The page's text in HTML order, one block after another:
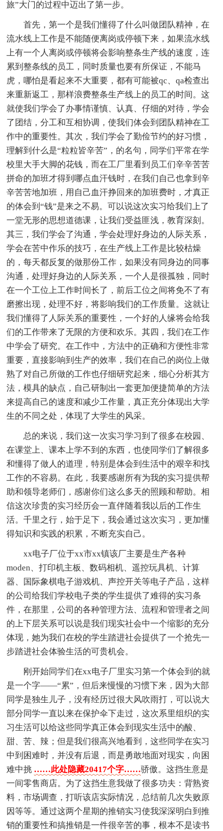
旅”大门的过程中迈出了第一步。
首先，第一个是我们懂得了什么叫做团队精神，在
流水线上工作是不能随便离岗或停顿下来，如果流水线
上有一个人离岗或停顿将会影响整条生产线的速度，连
累到整条线的员工，同时质量也要有所保证，不能马
虎，哪怕是看起来不大重要，都有可能被qc、qa检查出
来重新返工，那样浪费整条生产线上的员工的时间。这
就使我们学会了办事情谨慎、认真、仔细的对待，学会
了团结，分工和互相协调，使我们体会到团队精神在工
作中的重要性。其次，我们学会了勤俭节约的好习惯，
理解到什么是“粒粒皆辛苦”，的名句，同学们平常在学
校里大手大脚的花钱，而在工厂里看到员工们辛辛苦苦
拼命的加班才得到哪点血汗钱时，在我们自己也拿到辛
辛苦苦地加班，用自己血汗挣回来的加班费时，才真正
的体会到“钱”是来之不易。可以说这次实习给我们上了
一堂无形的思想道德课，让我们受益匪浅，教育深刻。
其三，我们学会了沟通，学会处理好身边的人际关系，
学会在苦中作乐的技巧，在生产线上工作是比较枯燥
的，每天都反复的做那份工作，如果没有同身边的同事
沟通，处理好身边的人际关系，一个人是很孤独，同时
在一个工位上工作时间长了，前后工位之间将免不了有
磨擦出现，处理不好，将影响我们的工作质量。这就让
我们懂得了人际关系的重要性，一个好的人缘将会给我
们的工作带来了无限的方便和欢乐。其四，我们在工作
中学会了研究。在工作中，方法中的正确和方便性非常
重要，直接影响到生产的效率，我们在自己的岗位上做
熟了对自己所做的工作也仔细研究起来，细心分析其方
法，模具的缺点，自己研制出一套更加便捷简单的方法
来提高自己的速度和减少工作量，真正充分体现出大学
生的不同之处，体现了大学生的风采。
总的来说，我们这一次实习学习到了很多在校园、
在课堂上、课本上学不到的东西，也使同学们了解很多
和懂得了做人的道理，特别是体会到生活中的艰辛和找
工作的不容易。在此，我要感谢所有为我的实习提供帮
助和领导老师们，感谢你们这么多天的照顾和帮助。相
信这次珍贵的实习经历会一直伴随着我以后的工作生
活。千里之行，始于足下，我会通过这次实习，更加懂
得知识和实践的积累，不断充实自己。
xx电子厂位于xx市xx镇该厂主要是生产各种
moden、打印机主板、数码相机、遥控玩具机、计算
器、国际象棋电子游戏机、声控开关等电子产品，这样
的公司给我们学校电子类的学生提供了难得的实习条
件，在那里，公司的各种管理方法、流程和管理者之间
的上下层关系可以说是我们现实社会中一个缩影的充分
体现，她为我们在校的学生踏进社会提供了一个抢先一
步踏进社会体验生活的可贵机会。
刚开始同学们在xx电子厂里实习第一个体会到的就
是一个字——“累”，但后来慢慢的习惯下来，因为大部
同学是独生儿子，没有经历过很大风吹雨打，可以说大
部分同学一直以来在保护伞下走过，这次系里组织的实
习生活可以给这些同学真正体会到现实生活中的酸、
甜、苦、辣；但是我们很高兴地看到，这些同学在实习
中到困难时，并没有后退，而是勇敢地面对现实，向困
难中挑 ……此处隐藏20417个字……骄傲。这挡生意是
一间零售商店。为了这挡生意我做了很多功夫：背熟资
料，市场调查，打听该店实际情况，总结前几次失败原
因等等。通过这两个星期的推销实习使我深深明白到推
销的重要性和搞推销是一件很辛苦的事，根本不是读书